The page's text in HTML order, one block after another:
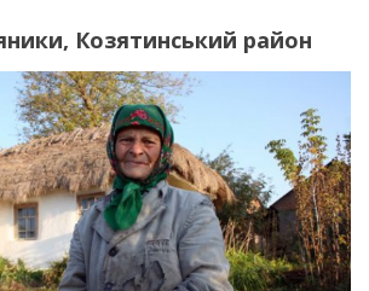
Козятинський район